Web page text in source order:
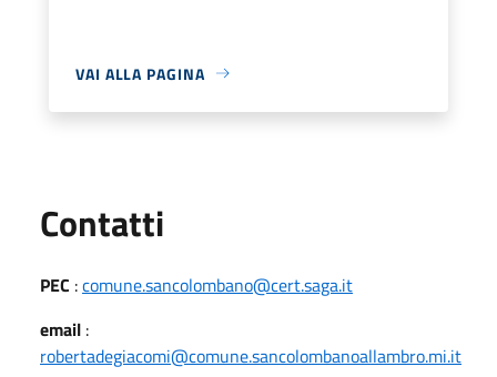
VAI ALLA PAGINA
Contatti
PEC :comune.sancolombano@cert.saga.it
email :
robertadegiacomi@comune.sancolombanoallambro.mi.it